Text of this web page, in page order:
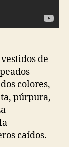
de
colores,
púrpura,
caídos.